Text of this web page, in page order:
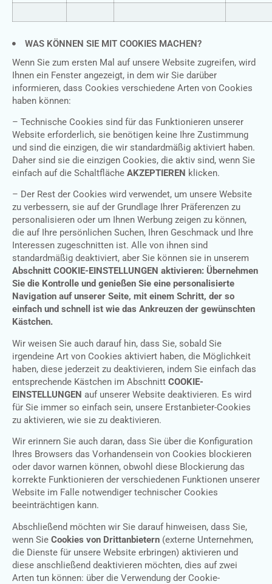
WAS KÖNNEN SIE MIT COOKIES MACHEN?
Wenn Sie zum ersten Mal auf unsere Website zugreifen, wird
Ihnen ein Fenster angezeigt, in dem wir Sie darüber
informieren, dass Cookies verschiedene Arten von Cookies
haben können:
– Technische Cookies sind für das Funktionieren unserer
Website erforderlich, sie benötigen keine Ihre Zustimmung
und sind die einzigen, die wir standardmäßig aktiviert haben.
Daher sind sie die einzigen Cookies, die aktiv sind, wenn Sie
einfach auf die Schaltfläche AKZEPTIEREN klicken.
– Der Rest der Cookies wird verwendet, um unsere Website
zu verbessern, sie auf der Grundlage Ihrer Präferenzen zu
personalisieren oder um Ihnen Werbung zeigen zu können,
die auf Ihre persönlichen Suchen, Ihren Geschmack und Ihre
Interessen zugeschnitten ist. Alle von ihnen sind
standardmäßig deaktiviert, aber Sie können sie in unserem
Abschnitt COOKIE-EINSTELLUNGEN aktivieren: Übernehmen
Sie die Kontrolle und genießen Sie eine personalisierte
Navigation auf unserer Seite, mit einem Schritt, der so
einfach und schnell ist wie das Ankreuzen der gewünschten
Kästchen.
Wir weisen Sie auch darauf hin, dass Sie, sobald Sie
irgendeine Art von Cookies aktiviert haben, die Möglichkeit
haben, diese jederzeit zu deaktivieren, indem Sie einfach das
entsprechende Kästchen im Abschnitt COOKIE-
EINSTELLUNGEN auf unserer Website deaktivieren. Es wird
für Sie immer so einfach sein, unsere Erstanbieter-Cookies
zu aktivieren, wie sie zu deaktivieren.
Wir erinnern Sie auch daran, dass Sie über die Konfiguration
Ihres Browsers das Vorhandensein von Cookies blockieren
oder davor warnen können, obwohl diese Blockierung das
korrekte Funktionieren der verschiedenen Funktionen unserer
Website im Falle notwendiger technischer Cookies
beeinträchtigen kann.
Abschließend möchten wir Sie darauf hinweisen, dass Sie,
wenn Sie Cookies von Drittanbietern (externe Unternehmen,
die Dienste für unsere Website erbringen) aktivieren und
diese anschließend deaktivieren möchten, dies auf zwei
Arten tun können: über die Verwendung der Cookie-